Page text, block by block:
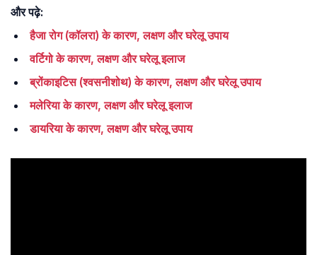
और पढ़े:
हैजा रोग (कॉलरा) के कारण, लक्षण और घरेलू उपाय
वर्टिगो के कारण, लक्षण और घरेलू इलाज
ब्रोंकाइटिस (श्वसनीशोथ) के कारण, लक्षण और घरेलू उपाय
मलेरिया के कारण, लक्षण और घरेलू इलाज
डायरिया के कारण, लक्षण और घरेलू उपाय